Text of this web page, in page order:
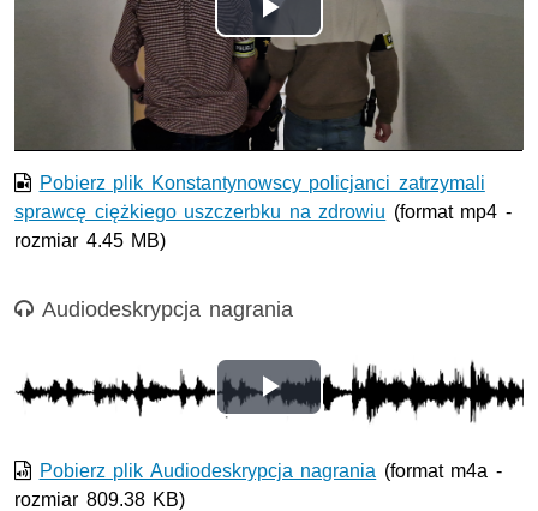
Odtwórz
wideo
Pobierz plik Konstantynowscy policjanci zatrzymali
sprawcę ciężkiego uszczerbku na zdrowiu (format mp4 -
rozmiar 4.45 MB)
Nagranie audio
Audiodeskrypcja nagrania
Odtwórz
wideo
Pobierz plik Audiodeskrypcja nagrania (format m4a -
rozmiar 809.38 KB)